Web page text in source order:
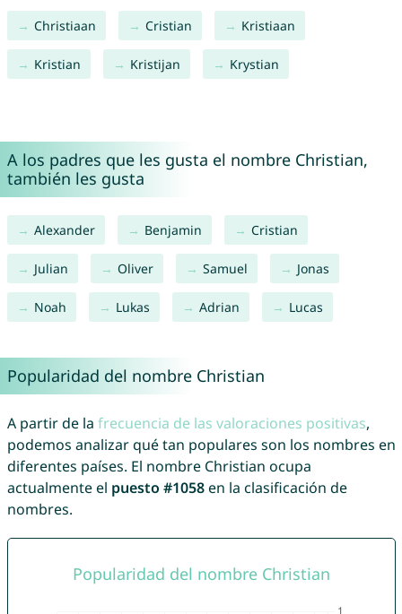
Christiaan Cristian Kristiaan
Kristian Kristijan Krystian
A los padres que les gusta el nombre Christian,
también les gusta
Alexander Benjamin Cristian
Julian Oliver Samuel Jonas
Noah Lukas Adrian Lucas
Popularidad del nombre Christian
A partir de la frecuencia de las valoraciones positivas,
podemos analizar qué tan populares son los nombres en
diferentes países. El nombre Christian ocupa
actualmente el puesto #1058en la clasificación de
nombres.